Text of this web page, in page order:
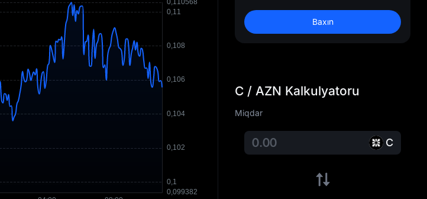
Baxın
C / AZN Kalkulyatoru
Miqdar
C